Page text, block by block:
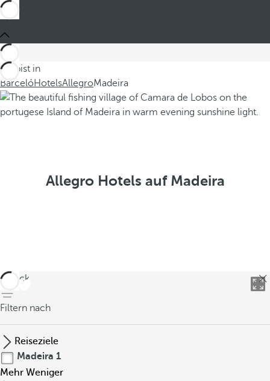
Du bist in
BarcelóHotelsAllegroMadeira
Allegro Hotels auf Madeira
zurück
Filtern nach
Reiseziele
Madeira 1
Mehr Weniger